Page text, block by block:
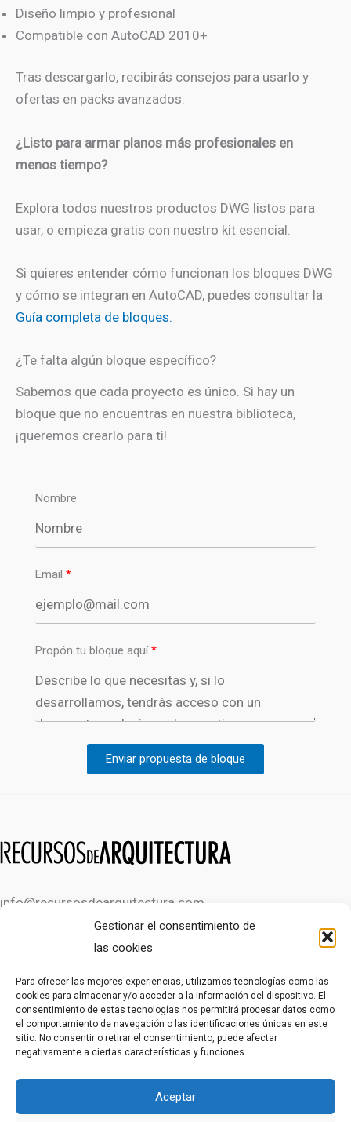
Gestionar el consentimiento de
las cookies
Para ofrecer las mejores experiencias, utilizamos tecnologías como las
cookies para almacenar y/o acceder a la información del dispositivo. El
consentimiento de estas tecnologías nos permitirá procesar datos como
el comportamiento de navegación o las identificaciones únicas en este
sitio. No consentir o retirar el consentimiento, puede afectar
negativamente a ciertas características y funciones.
Aceptar
Diseño limpio y profesional
Compatible con AutoCAD 2010+
Tras descargarlo, recibirás consejos para usarlo y
ofertas en packs avanzados.
¿Listo para armar planos más profesionales en
menos tiempo?
Explora todos nuestros productos DWG listos para
usar, o empieza gratis con nuestro kit esencial.
Si quieres entender cómo funcionan los bloques DWG
y cómo se integran en AutoCAD, puedes consultar la
Guía completa de bloques.
¿Te falta algún bloque específico?
Sabemos que cada proyecto es único. Si hay un
bloque que no encuentras en nuestra biblioteca,
¡queremos crearlo para ti!
Nombre
Email
Propón tu bloque aquí
Enviar propuesta de bloque
info@recursosdearquitectura.com
OTROS RECURSOS
CURSO DE AUTOCAD GRATIS
CURSO DE AUTOCAD EN VÍDEOS